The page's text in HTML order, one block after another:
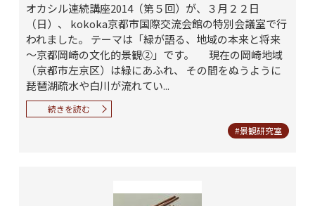
オカシル連続講座2014（第５回）が、３月２２日
（日）、 kokoka京都市国際交流会館の特別会議室で行
われました。 テーマは「緑が語る、地域の本来と将来
～京都岡崎の文化的景観②」です。 現在の岡崎地域
（京都市左京区）は緑にあふれ、 その間をぬうように
琵琶湖疏水や白川が流れてい...
続きを読む
#景観研究室